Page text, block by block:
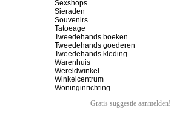
Sexshops
Sieraden
Souvenirs
Tatoeage
Tweedehands boeken
Tweedehands goederen
Tweedehands kleding
Warenhuis
Wereldwinkel
Winkelcentrum
Woninginrichting
Gratis suggestie aanmelden!